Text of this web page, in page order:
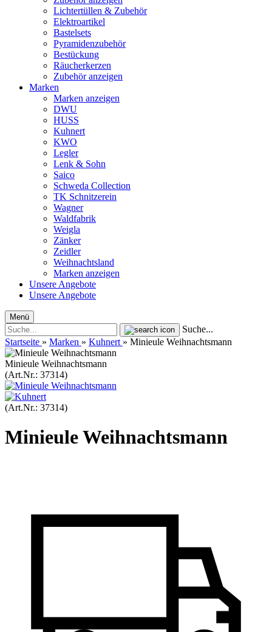
Lichtertüllen & Zubehör
Elektroartikel
Bastelsets
Pyramidenzubehör
Bestückung
Räucherkerzen
Zubehör anzeigen
Marken
Marken anzeigen
DWU
HUSS
Kuhnert
KWO
Legler
Lenk & Sohn
Saico
Schweda Collection
TK Schnitzerein
Wagner
Waldfabrik
Weigla
Zänker
Zeidler
Weihnachtsland
Marken anzeigen
Unsere Angebote
Unsere Angebote
Menü
Suche...
Startseite » Marken » Kuhnert » Minieule Weihnachtsmann
Minieule Weihnachtsmann
(Art.Nr.: 37314)
(Art.Nr.: 37314)
Minieule Weihnachtsmann